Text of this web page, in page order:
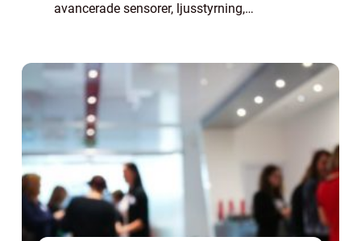
avancerade sensorer, ljusstyrning,